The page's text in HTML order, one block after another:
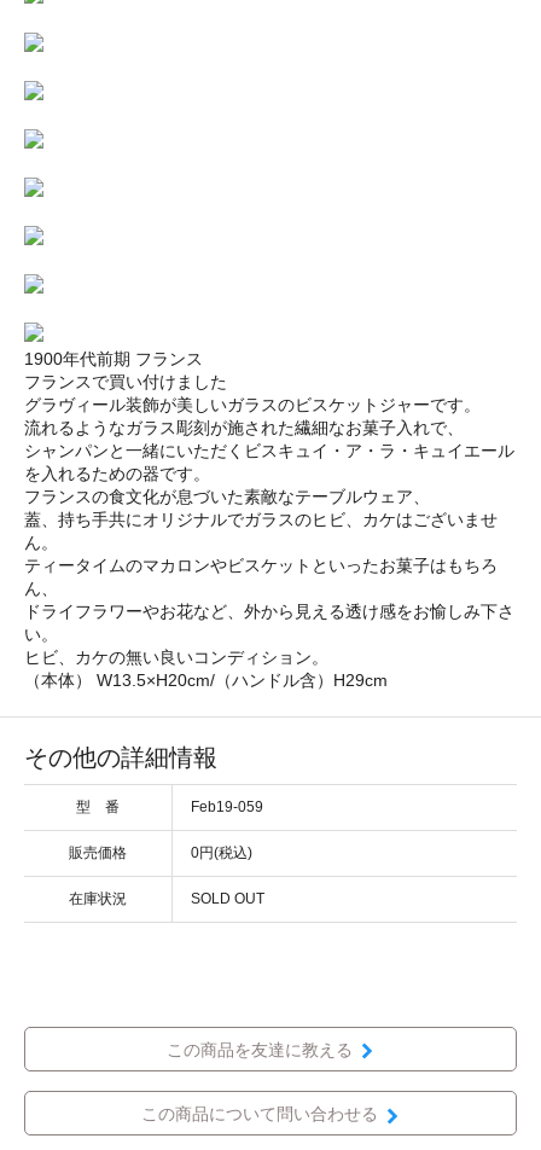
1900年代前期 フランス
フランスで買い付けました
グラヴィール装飾が美しいガラスのビスケットジャーです。
流れるようなガラス彫刻が施された繊細なお菓子入れで、
シャンパンと一緒にいただくビスキュイ・ア・ラ・キュイエール
を入れるための器です。
フランスの食文化が息づいた素敵なテーブルウェア、
蓋、持ち手共にオリジナルでガラスのヒビ、カケはございませ
ん。
ティータイムのマカロンやビスケットといったお菓子はもちろ
ん、
ドライフラワーやお花など、外から見える透け感をお愉しみ下さ
い。
ヒビ、カケの無い良いコンディション。
（本体） W13.5×H20cm/（ハンドル含）H29cm
その他の詳細情報
型 番 Feb19-059
販売価格 0円(税込)
在庫状況 SOLD OUT
この商品を友達に教える
この商品について問い合わせる